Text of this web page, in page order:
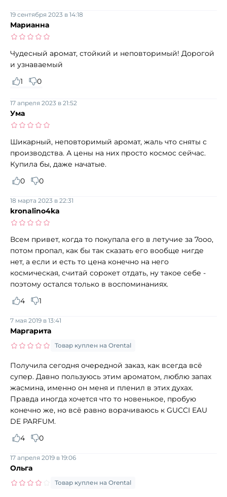
Марианна
19 сентября 2023 в 14:18
Чудесный аромат, стойкий и неповторимый! Дорогой
и узнаваемый
1
0
Ума
17 апреля 2023 в 21:52
Шикарный, неповторимый аромат, жаль что сняты с
производства. А цены на них просто космос сейчас.
Купила бы, даже начатые.
0
0
kronalino4ka
18 марта 2023 в 22:31
Всем привет, когда то покупала его в летучие за 7ооо,
потом пропал, как бы так сказать его вообще нигде
нет, а если и есть то цена конечно на него
космическая, считай сорокет отдать, ну такое себе -
поэтому остался только в воспоминаниях.
4
1
Маргарита
7 мая 2019 в 13:41
Товар куплен на Orental
Получила сегодня очередной заказ, как всегда всё
супер. Давно пользуюсь этим ароматом, люблю запах
жасмина, именно он меня и пленил в этих духах.
Правда иногда хочется что то новенькое, пробую
конечно же, но всё равно ворачиваюсь к GUCCI EAU
DE PARFUM.
4
0
Ольга
17 апреля 2019 в 19:06
Товар куплен на Orental